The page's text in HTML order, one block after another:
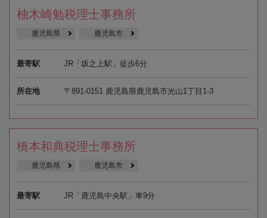
柚木崎勉税理士事務所
鹿児島県 鹿児島市
最寄駅 JR「坂之上駅」徒歩6分
所在地 〒891-0151 鹿児島県鹿児島市光山1丁目1-3
橋本和典税理士事務所
鹿児島県 鹿児島市
最寄駅 JR「鹿児島中央駅」車9分